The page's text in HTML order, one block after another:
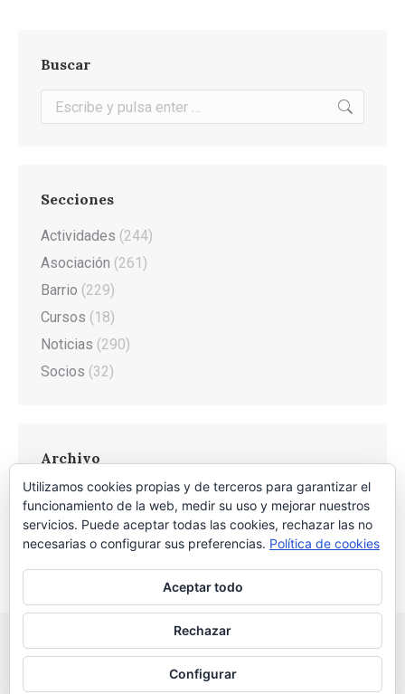
Buscar
Buscar:
Secciones
Actividades (244)
Asociación (261)
Barrio (229)
Cursos (18)
Noticias (290)
Socios (32)
Archivo
Archivo
Utilizamos cookies propias y de terceros para garantizar el
funcionamiento de la web, medir su uso y mejorar nuestros
servicios. Puede aceptar todas las cookies, rechazar las no
necesarias o configurar sus preferencias. Política de cookies
Aceptar todo
Rechazar
Configurar